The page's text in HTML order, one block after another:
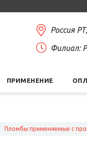
Россия
Филиал:
ПРИМЕНЕНИЕ
Пломбы применяемые с